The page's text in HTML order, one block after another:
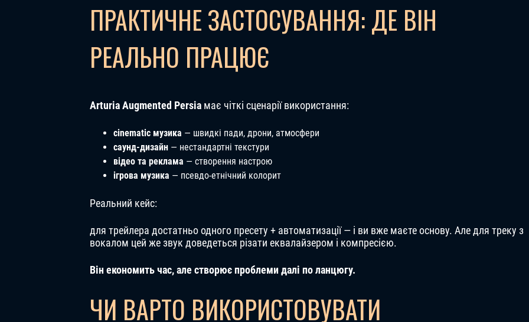
ПРАКТИЧНЕ ЗАСТОСУВАННЯ: ДЕ ВІН
РЕАЛЬНО ПРАЦЮЄ
Arturia Augmented Persia має чіткі сценарії використання:
cinematic музика — швидкі пади, дрони, атмосфери
саунд-дизайн — нестандартні текстури
відео та реклама — створення настрою
ігрова музика — псевдо-етнічний колорит
Реальний кейс:
для трейлера достатньо одного пресету + автоматизації — і ви вже маєте основу. Але для треку з
вокалом цей же звук доведеться різати еквалайзером і компресією.
Він економить час, але створює проблеми далі по ланцюгу.
ЧИ ВАРТО ВИКОРИСТОВУВАТИ